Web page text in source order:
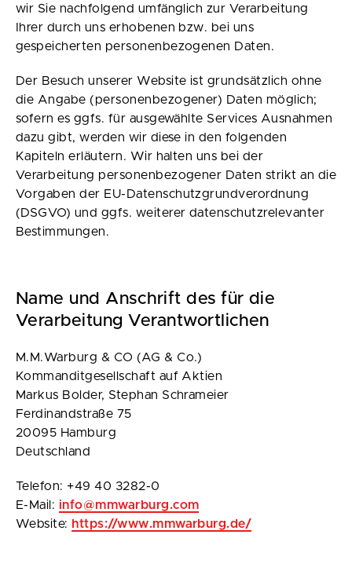
wir Sie nachfolgend umfänglich zur Verarbeitung
Ihrer durch uns erhobenen bzw. bei uns
gespeicherten personenbezogenen Daten.
Der Besuch unserer Website ist grundsätzlich ohne
die Angabe (personenbezogener) Daten möglich;
sofern es ggfs. für ausgewählte Services Ausnahmen
dazu gibt, werden wir diese in den folgenden
Kapiteln erläutern. Wir halten uns bei der
Verarbeitung personenbezogener Daten strikt an die
Vorgaben der EU-Datenschutzgrundverordnung
(DSGVO) und ggfs. weiterer datenschutzrelevanter
Bestimmungen.
Name und Anschrift des für die
Verarbeitung Verantwortlichen
M.M.Warburg & CO (AG & Co.)
Kommanditgesellschaft auf Aktien
Markus Bolder, Stephan Schrameier
Ferdinandstraße 75
20095 Hamburg
Deutschland
Telefon: +49 40 3282-0
E-Mail: info@mmwarburg.com
Website: https://www.mmwarburg.de/